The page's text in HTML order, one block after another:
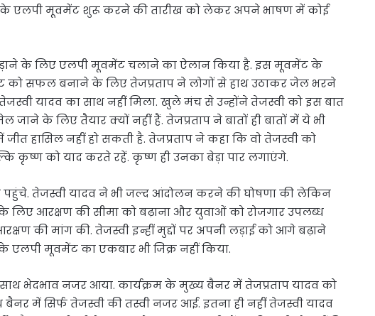
के एलपी मूवमेंट शुरू करने की तारीख को लेकर अपने भाषण में कोई
के लिए एलपी मूवमेंट चलाने का ऐलान किया है. इस मूवमेंट के
को सफल बनाने के लिए तेजप्रताप ने लोगों से हाथ उठाकर जेल भरने
यादव का साथ नहीं मिला. खुले मंच से उन्होंने तेजस्वी को इस बात
के लिए तैयार क्यों नहीं हैं. तेजप्रताप ने बातों ही बातों में ये भी
हासिल नहीं हो सकती है. तेजप्रताप ने कहा कि वो तेजस्वी को
कृष्ण को याद करते रहें. कृष्ण ही उनका बेड़ा पार लगाएंगे.
तेजस्वी यादव ने भी जल्द आंदोलन करने की घोषणा की लेकिन
लिए आरक्षण की सीमा को बढ़ाना और युवाओं को रोजगार उपलब्ध
की मांग की. तेजस्वी इन्हीं मुद्दों पर अपनी लड़ाई को आगे बढ़ाने
मूवमेंट का एकबार भी जिक्र नहीं किया.
भेदभाव नजर आया. कार्यक्रम के मुख्य बैनर में तेजप्रताप यादव को
में सिर्फ तेजस्वी की तस्वी नजर आई. इतना ही नहीं तेजस्वी यादव